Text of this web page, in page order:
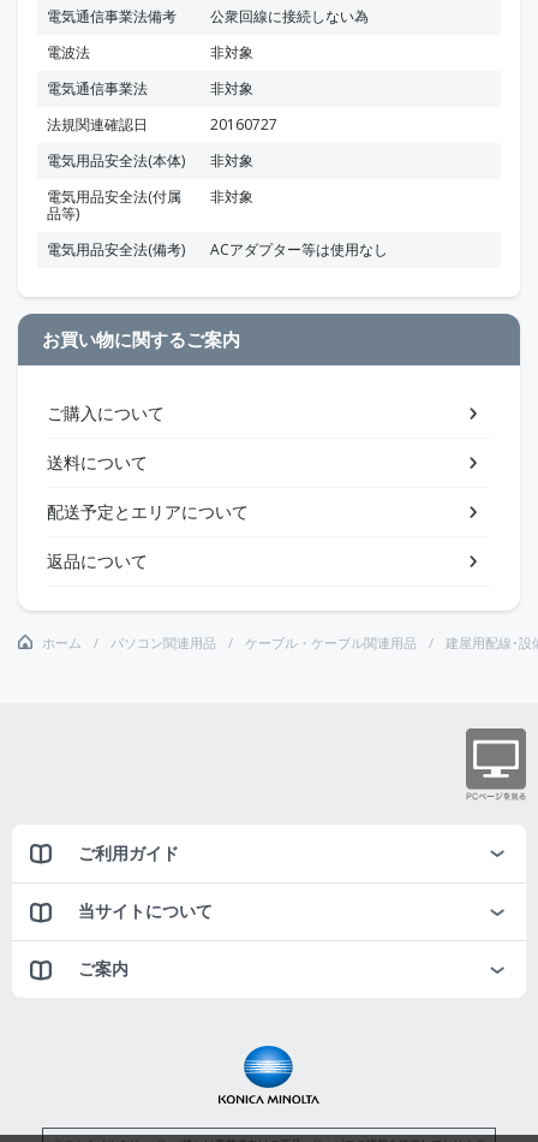
電気通信事業法備考
公衆回線に接続しない為
電波法
非対象
電気通信事業法
非対象
法規関連確認日
20160727
電気用品安全法(本体)
非対象
電気用品安全法(付属
品等)
非対象
電気用品安全法(備考) ACアダプター等は使用なし
お買い物に関するご案内
ご購入について
送料について
配送予定とエリアについて
返品について
ホーム パソコン関連用品 ケーブル・ケーブル関連用品 建屋用配線･設
ご利用ガイド
当サイトについて
ご案内